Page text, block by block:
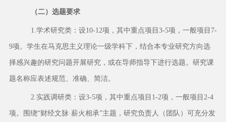
（二）选题要求
1.学术研究类：设10-12项，其中重点项目3-5项，一般项目7-
9项。学生在马克思主义理论一级学科下，结合本专业研究方向选
择感兴趣的研究问题开展研究，或在导师指导下进行选题。研究课
题名称应表述规范、准确、简洁。
2.实践调研类：设3-5项，其中重点项目1-2项，一般项目2-4
项。围绕“财经文脉·薪火相承”主题，研究负责人（团队）可充分发